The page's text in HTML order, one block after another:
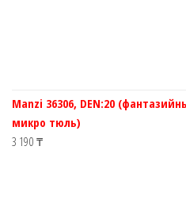
Manzi 36306, DEN:20
микро тюль)
3 190 ₸